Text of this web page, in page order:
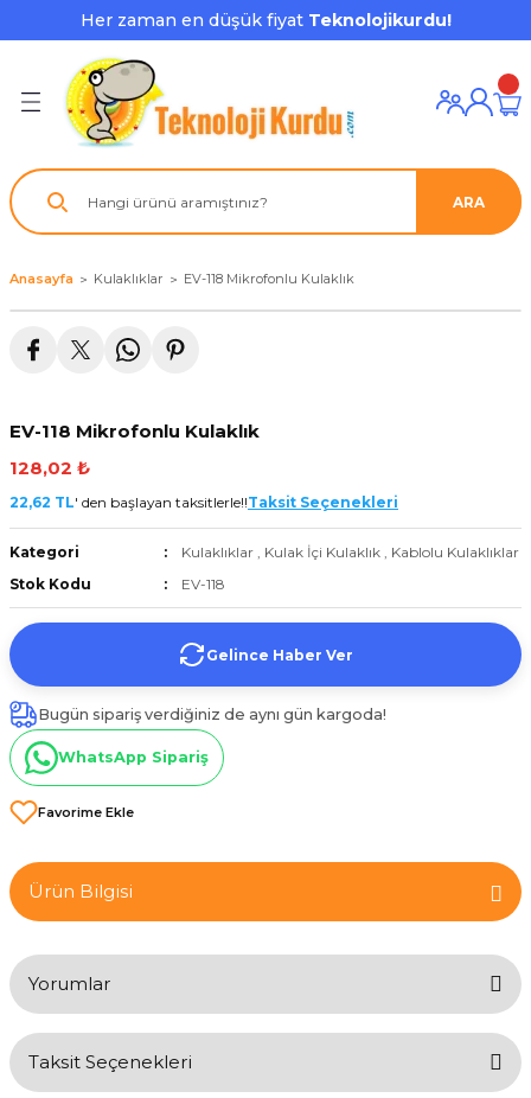
Her zaman en düşük fiyat Teknolojikurdu!
Geri Dön
Geri Dön
ve Ekipmanları
- Çoğaltıcı
Gözü
Geri Dön
Çevre Birimleri
Geri Dön
Geri Dön
Geri Dön
Geri Dön
Aksesuarları
ARA
Anasayfa Kulaklıklar EV-118 Mikrofonlu Kulaklık
EV-118 Mikrofonlu Kulaklık
128,02 ₺
22,62 TL' den başlayan taksitlerle!!Taksit Seçenekleri
Kategori Kulaklıklar , Kulak İçi Kulaklık , Kablolu Kulaklıklar
Stok Kodu
EV-118
Gelince Haber Ver
Bugün sipariş verdiğiniz de aynı gün kargoda!
WhatsApp Sipariş
Ürün Bilgisi
Yorumlar
Taksit Seçenekleri